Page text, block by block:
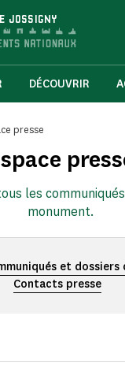
JOSSIGNY
DÉCOUVRIR
presse
les
monument.
et dossiers
Contacts presse